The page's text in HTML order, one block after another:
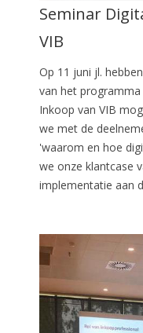
Seminar
VIB
Op 11 juni jl.
van het
Inkoop van VIB
we met de
'waarom en hoe
we onze klantcase
implementatie aan